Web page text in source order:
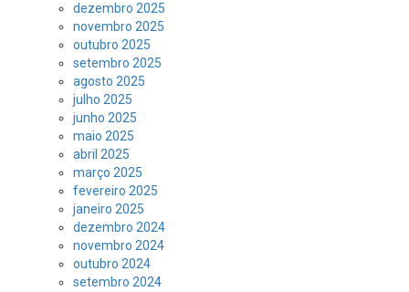
dezembro 2025
novembro 2025
outubro 2025
setembro 2025
agosto 2025
julho 2025
junho 2025
maio 2025
abril 2025
março 2025
fevereiro 2025
janeiro 2025
dezembro 2024
novembro 2024
outubro 2024
setembro 2024